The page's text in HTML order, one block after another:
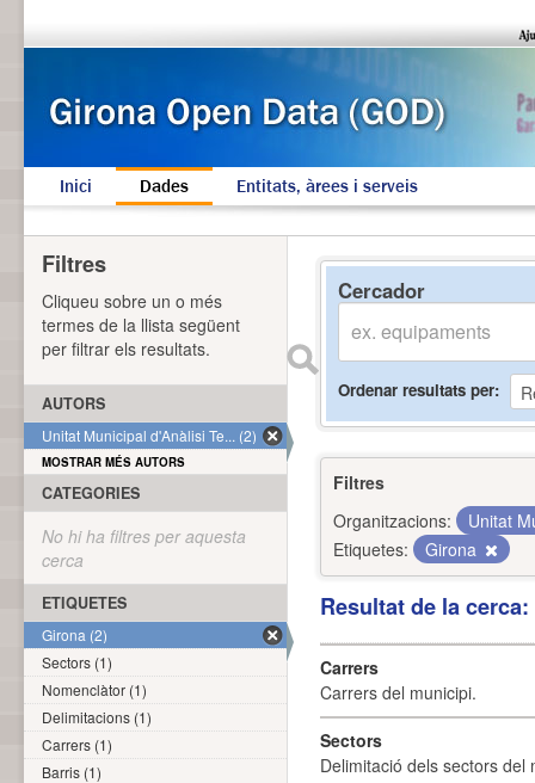
Inici Dades Entitats, àrees i serveis
Cercador
Ordenar resultats per
Filtres
Organitzacions:
Unitat
Etiquetes:
Girona
Resultat de la
Carrers
Carrers del municipi.
Sectors
Delimitació dels sectors del
Filtres
Cliqueu sobre un o més
termes de la llista següent
per filtrar els resultats.
AUTORS
Unitat Municipal d'Anàlisi Te... (2)
MOSTRAR MÉS AUTORS
CATEGORIES
No hi ha filtres per aquesta
cerca
ETIQUETES
Girona (2)
Sectors (1)
Nomenclàtor (1)
Delimitacions (1)
Carrers (1)
Barris (1)